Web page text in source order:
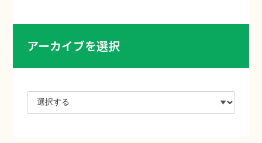
アーカイブを選択